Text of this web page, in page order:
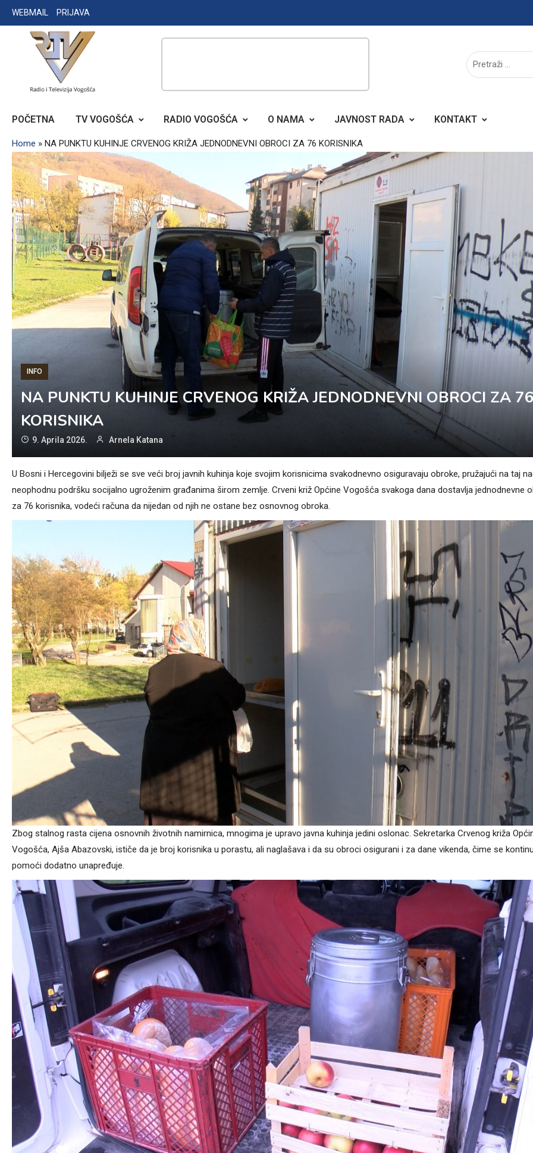
Skip
to
WEBMAIL PRIJAVA
RADIO TELEVIZIJA VOGOŠĆA
POČETNA TV VOGOŠĆA RADIO VOGOŠĆA O NAMA JAVNOST RADA KONTAKT
Home » NA PUNKTU KUHINJE CRVENOG KRIŽA JEDNODNEVNI OBROCI ZA 76 KORISNIKA
INFO
NA PUNKTU KUHINJE CRVENOG KRIŽA JEDNODNEVNI OBROCI ZA
KORISNIKA
9. Aprila 2026. Arnela Katana
U Bosni i Hercegovini bilježi se sve veći broj javnih kuhinja koje svojim korisnicima svakodnevno osiguravaju obroke, pružajući na taj
neophodnu podršku socijalno ugroženim građanima širom zemlje. Crveni križ Općine Vogošća svakoga dana dostavlja jednodnevne
za 76 korisnika, vodeći računa da nijedan od njih ne ostane bez osnovnog obroka.
Zbog stalnog rasta cijena osnovnih životnih namirnica, mnogima je upravo javna kuhinja jedini oslonac. Sekretarka Crvenog križa
Vogošća, Ajša Abazovski, ističe da je broj korisnika u porastu, ali naglašava i da su obroci osigurani i za dane vikenda, čime se
pomoći dodatno unapređuje.